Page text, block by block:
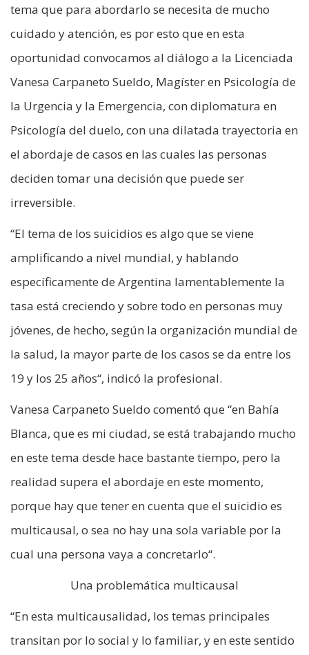
tema que para abordarlo se necesita de mucho
cuidado y atención, es por esto que en esta
oportunidad convocamos al diálogo a la Licenciada
Vanesa Carpaneto Sueldo, Magíster en Psicología de
la Urgencia y la Emergencia, con diplomatura en
Psicología del duelo, con una dilatada trayectoria en
el abordaje de casos en las cuales las personas
deciden tomar una decisión que puede ser
irreversible.
“El tema de los suicidios es algo que se viene
amplificando a nivel mundial, y hablando
específicamente de Argentina lamentablemente la
tasa está creciendo y sobre todo en personas muy
jóvenes, de hecho, según la organización mundial de
la salud, la mayor parte de los casos se da entre los
19 y los 25 años“, indicó la profesional.
Vanesa Carpaneto Sueldo comentó que “en Bahía
Blanca, que es mi ciudad, se está trabajando mucho
en este tema desde hace bastante tiempo, pero la
realidad supera el abordaje en este momento,
porque hay que tener en cuenta que el suicidio es
multicausal, o sea no hay una sola variable por la
cual una persona vaya a concretarlo“.
Una problemática multicausal
“En esta multicausalidad, los temas principales
transitan por lo social y lo familiar, y en este sentido